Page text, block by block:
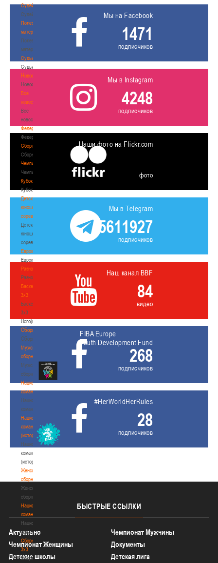
Судейство
Судейство
Полезные
материалы
Полезные
материалы
Судьи
Судьи
Новости
Новости
Все
новости
Все
новости
Федерация
Федерация
Сборные
Сборные
Чемпионат
Чемпионат
Кубок
Кубок
Детско-
юношеские
соревнования
Детско-
юношеские
соревнования
Еврокубки
Еврокубки
Разное
Разное
Баскетбол
3х3
Баскетбол
3х3
Лого[modid=121]
Сборные
Сборные
Мужские
сборные
Мужские
сборные
Национальная
команда
Национальная
команда
Национальная
команда
(история)
Национальная
команда
(история)
Женские
сборные
Женские
сборные
Национальная
команда
Национальная
команда
Сборные
3х3
Сборные
Мы на Facebook
1471
подписчиков
Мы в Instagram
4248
подписчиков
Наши фото на Flickr.com
фото
Мы в Telegram
5611927
подписчиков
Наш канал BBF
84
видео
FIBA Europe
Youth Development Fund
268
подписчиков
#HerWorldHerRules
28
подписчиков
БЫСТРЫЕ ССЫЛКИ
Актуально
Чемпионат Мужчины
Чемпионат Женщины
Документы
Детские школы
Детская лига